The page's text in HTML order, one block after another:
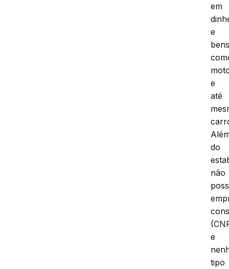
em
e
e
até
do
não
e
tipo